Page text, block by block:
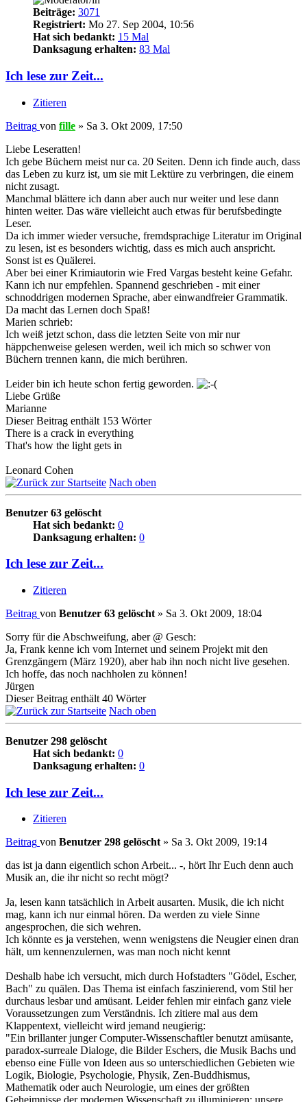
Beiträge: 3071
Registriert: Mo 27. Sep 2004, 10:56
Hat sich bedankt: 15 Mal
Danksagung erhalten: 83 Mal
Ich lese zur Zeit...
Zitieren
Beitrag von fille » Sa 3. Okt 2009, 17:50
Liebe Leseratten!
Ich gebe Büchern meist nur ca. 20 Seiten. Denn ich finde auch, dass
das Leben zu kurz ist, um sie mit Lektüre zu verbringen, die einem
nicht zusagt.
Manchmal blättere ich dann aber auch nur weiter und lese dann
hinten weiter. Das wäre vielleicht auch etwas für berufsbedingte
Leser.
Da ich immer wieder versuche, fremdsprachige Literatur im Original
zu lesen, ist es besonders wichtig, dass es mich auch anspricht.
Sonst ist es Quälerei.
Aber bei einer Krimiautorin wie Fred Vargas besteht keine Gefahr.
Kann ich nur empfehlen. Spannend geschrieben - mit einer
schnoddrigen modernen Sprache, aber einwandfreier Grammatik.
Da macht das Lernen doch Spaß!
Marien schrieb:
Ich weiß jetzt schon, dass die letzten Seite von mir nur
häppchenweise gelesen werden, weil ich mich so schwer von
Büchern trennen kann, die mich berühren.
Leider bin ich heute schon fertig geworden.
Liebe Grüße
Marianne
Dieser Beitrag enthält 153 Wörter
There is a crack in everything
That's how the light gets in
Leonard Cohen
Nach oben
Benutzer 63 gelöscht
Hat sich bedankt: 0
Danksagung erhalten: 0
Ich lese zur Zeit...
Zitieren
Beitrag von Benutzer 63 gelöscht » Sa 3. Okt 2009, 18:04
Sorry für die Abschweifung, aber @ Gesch:
Ja, Frank kenne ich vom Internet und seinem Projekt mit den
Grenzgängern (März 1920), aber hab ihn noch nicht live gesehen.
Ich hoffe, das noch nachholen zu können!
Jürgen
Dieser Beitrag enthält 40 Wörter
Nach oben
Benutzer 298 gelöscht
Hat sich bedankt: 0
Danksagung erhalten: 0
Ich lese zur Zeit...
Zitieren
Beitrag von Benutzer 298 gelöscht» Sa 3. Okt 2009, 19:14
das ist ja dann eigentlich schon Arbeit... -, hört Ihr Euch denn auch
Musik an, die ihr nicht so recht mögt?
Ja, lesen kann tatsächlich in Arbeit ausarten. Musik, die ich nicht
mag, kann ich nur einmal hören. Da werden zu viele Sinne
angesprochen, die sich wehren.
Ich könnte es ja verstehen, wenn wenigstens die Neugier einen dran
hält, um kennenzulernen, was man noch nicht kennt
Deshalb habe ich versucht, mich durch Hofstadters "Gödel, Escher,
Bach" zu quälen. Das Thema ist einfach faszinierend, vom Stil her
durchaus lesbar und amüsant. Leider fehlen mir einfach ganz viele
Voraussetzungen zum Verständnis. Ich zitiere mal aus dem
Klappentext, vielleicht wird jemand neugierig:
"Ein brillanter junger Computer-Wissenschaftler benutzt amüsante,
paradox-surreale Dialoge, die Bilder Eschers, die Musik Bachs und
ebenso eine Fülle von Ideen aus so unterschiedlichen Gebieten wie
Logik, Biologie, Psychologie, Physik, Zen-Buddhismus,
Mathematik oder auch Neurologie, um eines der größten